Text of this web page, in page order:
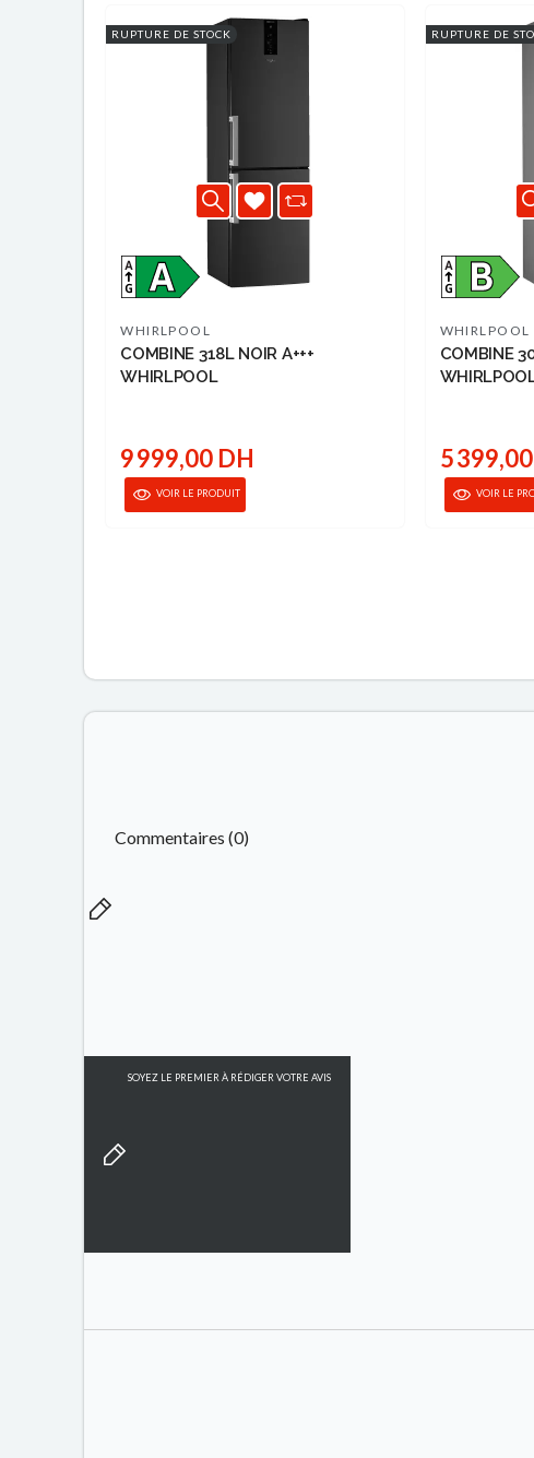
RUPTURE DE STOCK
WHIRLPOOL
COMBINE 318L NOIR A+++
WHIRLPOOL
9 999,00 DH
VOIR LE PRODUIT
RUPTURE DE
WHIRLPOOL
COMBINE
5
VOIR LE
Commentaires (0)
SOYEZ LE PREMIER À RÉDIGER VOTRE AVIS